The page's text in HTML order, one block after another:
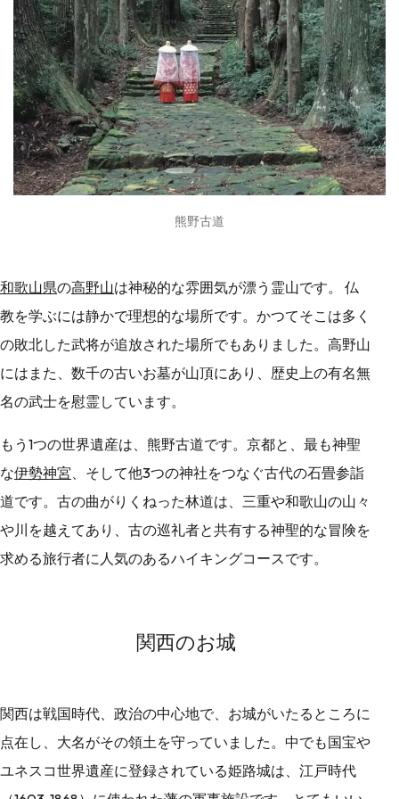
熊野古道
和歌山県の高野山は神秘的な雰囲気が漂う霊山です。 仏
教を学ぶには静かで理想的な場所です。かつてそこは多く
の敗北した武将が追放された場所でもありました。高野山
にはまた、数千の古いお墓が山頂にあり、歴史上の有名無
名の武士を慰霊しています。
もう1つの世界遺産は、熊野古道です。京都と、最も神聖
な伊勢神宮 、そして他3つの神社をつなぐ古代の石畳参詣
道です。古の曲がりくねった林道は、三重や和歌山の山々
や川を越えてあり、古の巡礼者と共有する神聖的な冒険を
求める旅行者に人気のあるハイキングコースです。
関西のお城
関西は戦国時代、政治の中心地で、お城がいたるところに
点在し、大名がその領土を守っていました。中でも国宝や
ユネスコ世界遺産に登録されている姫路城は、江戸時代